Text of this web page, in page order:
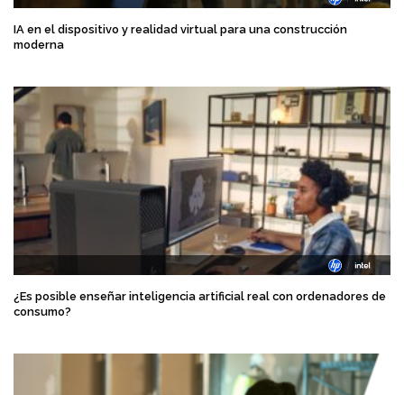
IA en el dispositivo y realidad virtual para una construcción
moderna
¿Es posible enseñar inteligencia artificial real con ordenadores de
consumo?